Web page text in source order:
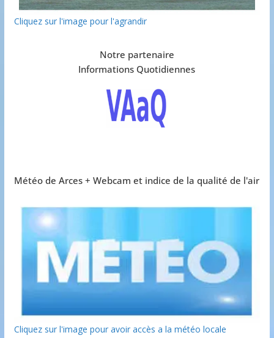
Cliquez sur l'image pour l'agrandir
Notre partenaire
Informations Quotidiennes
Météo de Arces + Webcam et indice de la qualité de l'air
Cliquez sur l'image pour avoir accès a la météo locale